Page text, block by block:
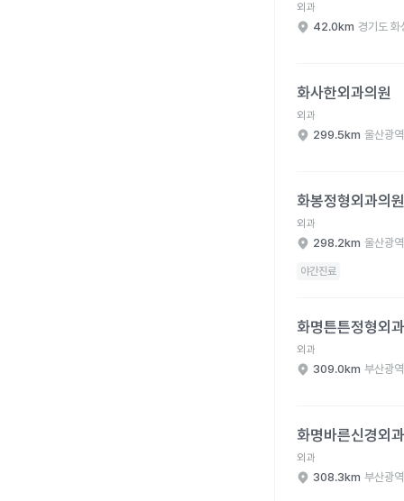
외과
42.0km 경기도 화
화사한외과의원
외과
299.5km 울산광
화봉정형외과의원
외과
298.2km 울산광
야간진료
화명튼튼정형외
외과
309.0km 부산광
화명바른신경외
외과
308.3km 부산광